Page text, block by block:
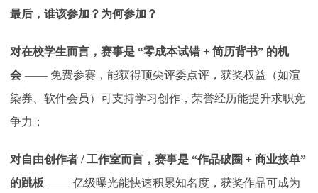
最后，谁该参加？为何参加？
对在校学生而言，赛事是 “零成本试错 + 简历背书” 的机
会 —— 免费参赛，能获得顶尖评委点评，获奖权益（如渲
染券、软件会员）可支持学习创作，荣誉经历能提升求职竞
争力；
对自由创作者 / 工作室而言，赛事是 “作品破圈 + 商业接单”
的跳板 —— 亿级曝光能快速积累知名度，获奖作品可成为